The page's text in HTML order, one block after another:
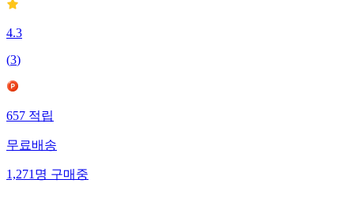
4.3
(3)
657 적립
무료배송
1,271 명 구매중